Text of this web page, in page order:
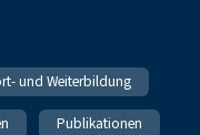
und Weiterbildung
Publikationen